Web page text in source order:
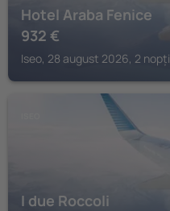
Hotel Araba Fenice
932 €
Iseo, 28 august 2026, 2 nopți
I due Roccoli